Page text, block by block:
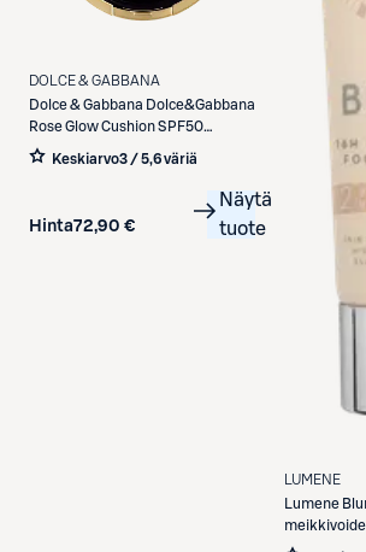
DOLCE & GABBANA
Dolce & Gabbana Dolce&Gabbana
Rose Glow Cushion SPF50
meikkivoide 15 ml
Keskiarvo3 / 5,6 väriä
Hinta72,90 €
Näytä
tuote
LUMENE
Lumene
meikkivoide
30ml